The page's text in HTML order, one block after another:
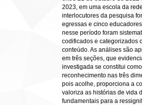
2023, em uma escola da
interlocutores da pesquisa
egressas e cinco
nesse período foram
codificados e categorizados
conteúdo. As análises são
em três seções, que
investigada se constitui
reconhecimento nas três
pois acolhe, proporciona a
valoriza as histórias de vida
fundamentais para a